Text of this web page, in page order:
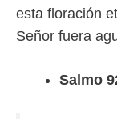
esta floración
Señor fuera
Salmo